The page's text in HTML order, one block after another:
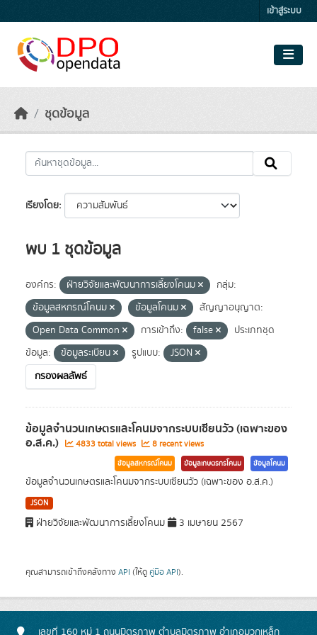
เข้าสู่ระบบ
ชุดข้อมูล
เรียงโดย
พบ 1 ชุดข้อมูล
องค์กร: ฝ่ายวิจัยและพัฒนาการเลี้ยงโคนม
กลุ่ม:
ข้อมูลสหกรณ์โคนม
ข้อมูลโคนม
สัญญาอนุญาต:
Open Data Common
การเข้าถึง: false
ประเภทชุด
ข้อมูล:
ข้อมูลระเบียน รูปแบบ:
JSON
กรองผลลัพธ์
ข้อมูลจำนวนเกษตรและโคนมจากระบบเซียนวัว (เฉพาะของ
อ.ส.ค.) 4833 total views 8 recent views
ข้อมูลสหกรณ์โคนม ข้อมูลเกษตรกรโคนม ข้อมูลโคนม
ข้อมูลจำนวนเกษตรและโคนมจากระบบเซียนวัว (เฉพาะของ อ.ส.ค.)
JSON
ฝ่ายวิจัยและพัฒนาการเลี้ยงโคนม 3 เมษายน 2567
คุณสามารถเข้าถึงคลังทาง API (ให้ดู คู่มือ API).
เลขที่ 160 หมู่ 1 ถนนมิตรภาพ ตำบลมิตรภาพ อำเภอมวกเหล็ก